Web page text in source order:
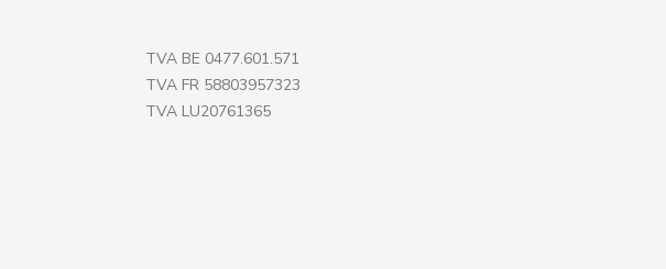
TVA BE 0477.601.571
TVA FR 58803957323
TVA LU20761365